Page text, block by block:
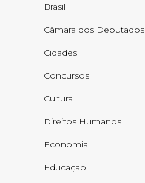
Brasil
Câmara dos Deputados
Cidades
Concursos
Cultura
Direitos Humanos
Economia
Educação